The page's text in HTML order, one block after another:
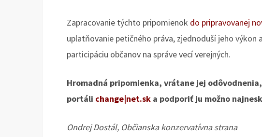
Zapracovanie týchto pripomienok do pripravovanej
uplatňovanie petičného práva, zjednoduší jeho výkon
participáciu občanov na správe vecí verejných.
Hromadná pripomienka, vrátane jej
portáli change|net.sk a podporiť ju možno
Ondrej Dostál, Občianska konzervatívna strana